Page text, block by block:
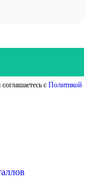
с Политикой